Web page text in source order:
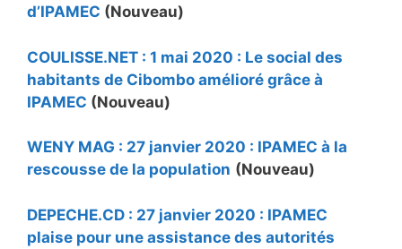
d’IPAMEC (Nouveau)
COULISSE.NET : 1 mai 2020 : Le social des
habitants de Cibombo amélioré grâce à
IPAMEC (Nouveau)
WENY MAG : 27 janvier 2020 : IPAMEC à la
rescousse de la population (Nouveau)
DEPECHE.CD : 27 janvier 2020 : IPAMEC
plaise pour une assistance des autorités